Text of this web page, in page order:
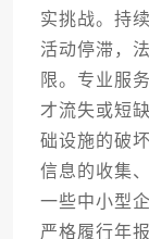
实挑战。持
活动停滞，
限。专业服
才流失或短
础设施的破
信息的收集
一些中小型
严格履行年